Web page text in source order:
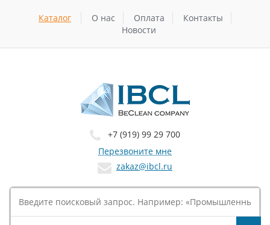
Каталог О нас Оплата
Контакты
Новости
+7 (919) 99 29 700
Перезвоните мне
zakaz@ibcl.ru